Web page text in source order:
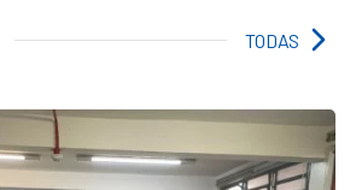
TODAS